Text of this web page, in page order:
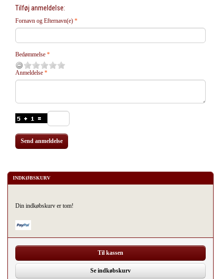
Tilføj anmeldelse:
Fornavn og Efternavn(e)
Bedømmelse
Anmeldelse
Send anmeldelse
INDKØBSKURV
Din indkøbskurv er tom!
Til kassen
Se indkøbskurv